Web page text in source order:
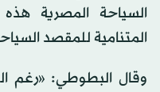
السياحة المصرية هذه
المتنامية للمقصد
وقال البطوطي: «رغم